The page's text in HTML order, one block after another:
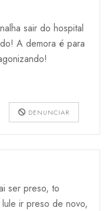
sair do hospital
A demora é para
DENUNCIAR
ser preso, to
ir preso de novo,